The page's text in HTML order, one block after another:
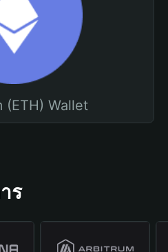
(ETH) Wallet
ร